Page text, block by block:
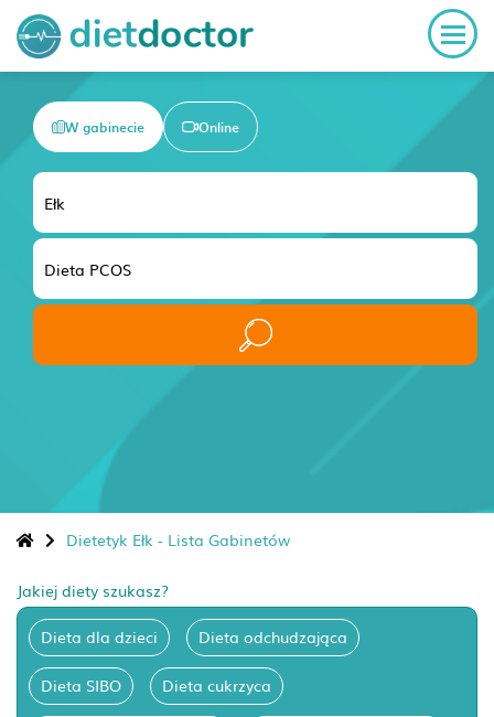
W gabinecie Online
Dietetyk Ełk - Lista Gabinetów
Jakiej diety szukasz?
Dieta dla dzieci Dieta odchudzająca
Dieta SIBO Dieta cukrzyca